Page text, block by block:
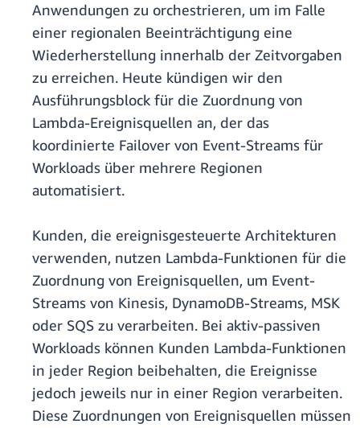
Anwendungen zu orchestrieren, um im Falle
einer regionalen Beeinträchtigung eine
Wiederherstellung innerhalb der Zeitvorgaben
zu erreichen. Heute kündigen wir den
Ausführungsblock für die Zuordnung von
Lambda-Ereignisquellen an, der das
koordinierte Failover von Event-Streams für
Workloads über mehrere Regionen
automatisiert.
Kunden, die ereignisgesteuerte Architekturen
verwenden, nutzen Lambda-Funktionen für die
Zuordnung von Ereignisquellen, um Event-
Streams von Kinesis, DynamoDB-Streams, MSK
oder SQS zu verarbeiten. Bei aktiv-passiven
Workloads können Kunden Lambda-Funktionen
in jeder Region beibehalten, die Ereignisse
jedoch jeweils nur in einer Region verarbeiten.
Diese Zuordnungen von Ereignisquellen müssen